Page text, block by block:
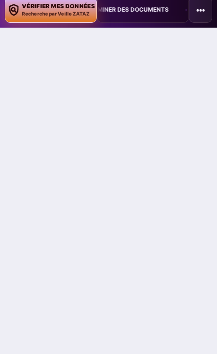
plus influentes en 2023. Il est aujourd’hui 9ᵉ
influenceur cyber en Europe. Chroniqueur à la
radio et à la télévision (France Info, RTL, M6,
VÉRIFIER MES DONNÉES
Recherche par Veille ZATAZ
CONTAMINER DES DOCUMENTS • TAÏWAN TESTE UNE •••